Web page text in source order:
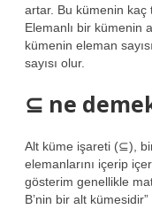
artar. Bu kümenin kaç
Elemanlı bir kümenin
kümenin eleman
sayısı olur.
⊆ ne
Alt küme işareti (⊆),
elemanlarını içerip
gösterim genellikle
B’nin bir alt kümesidir”